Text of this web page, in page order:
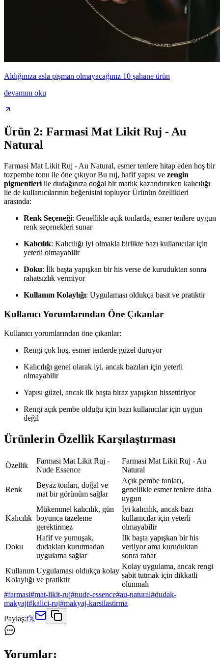
Aldığınıza asla pişman olmayacağınız 10 şahane ürün
devamını oku
Ürün 2: Farmasi Mat Likit Ruj - Au
Natural
Farmasi Mat Likit Ruj - Au Natural, esmer tenlere hitap eden hoş bir
tozpembe tonu ile öne çıkıyor Bu ruj, hafif yapısı ve zengin
pigmentleri ile dudağınıza doğal bir matlık kazandırırken kalıcılığı
ile de kullanıcılarının beğenisini topluyor Ürünün özellikleri
arasında:
Renk Seçeneği: Genellikle açık tonlarda, esmer tenlere uygun
renk seçenekleri sunar
Kalıcılık: Kalıcılığı iyi olmakla birlikte bazı kullanıcılar için
yeterli olmayabilir
Doku: İlk başta yapışkan bir his verse de kuruduktan sonra
rahatsızlık vermiyor
Kullanım Kolaylığı: Uygulaması oldukça basit ve pratiktir
Kullanıcı Yorumlarından Öne Çıkanlar
Kullanıcı yorumlarından öne çıkanlar:
Rengi çok hoş, esmer tenlerde güzel duruyor
Kalıcılığı genel olarak iyi, ancak bazıları için yeterli
olmayabilir
Yapısı güzel, ancak ilk başta biraz yapışkan hissettiriyor
Rengi açık pembe olduğu için bazı kullanıcılar için uygun
değil
Ürünlerin Özellik Karşılaştırması
Özellik
Farmasi Mat Likit Ruj -
Nude Essence
Farmasi Mat Likit Ruj - Au
Natural
Renk
Beyaz tonları, doğal ve
mat bir görünüm sağlar
Açık pembe tonları,
genellikle esmer tenlere daha
uygun
Kalıcılık
Mükemmel kalıcılık, gün
boyunca tazeleme
gerektirmez
İyi kalıcılık, ancak bazı
kullanıcılar için yeterli
olmayabilir
Doku
Hafif ve yumuşak,
dudakları kurutmadan
uygulama sağlar
İlk başta yapışkan bir his
veriiyor ama kuruduktan
sonra rahat
Kullanım
Kolaylığı
Uygulaması oldukça kolay
ve pratiktir
Kolay uygulama, ancak rengi
sabit tutmak için dikkatli
olunmalı
#farmasi#mat-likit-ruj#nude-essence#au-natural#dudak-
makyaji#kalici-ruj#makyaj-karsilastirma
Paylaş:f𝕏
Yorumlar: